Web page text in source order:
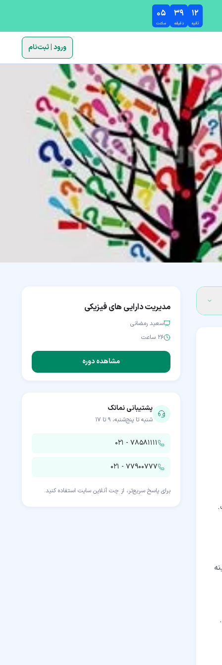
۰۵
ساعت
۳۹
دقیقه
۱۱
ثانیه
ورود | ثبت‌نام
مدیریت دارایی های فیزیکی
سعید رمضانی
۲۶ ساعت
مشاهده دوره
پشتیبانی نماتک
شنبه تا پنج‌شنبه، ۹ تا ۱۷
۰۲۱ - ۷۸۵۸۱۱۱۱
۰۲۱ - ۷۷۹۰۰۷۷۷
برای پاسخ سریع‌تر، از چت آنلاین سایت استفاده کنید.